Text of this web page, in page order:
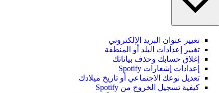
تغيير عنوان البريد الإلكتروني
تغيير إعدادات البلد أو المنطقة
إغلاق حسابك وحذف بياناتك
إعدادات إشعارات Spotify
تعديل نوعك الاجتماعي أو تاريخ ميلادك
كيفية تسجيل الخروج من Spotify